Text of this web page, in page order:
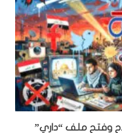
وفتح ملف “داري”